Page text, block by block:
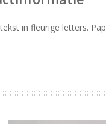
in fleurige letters.